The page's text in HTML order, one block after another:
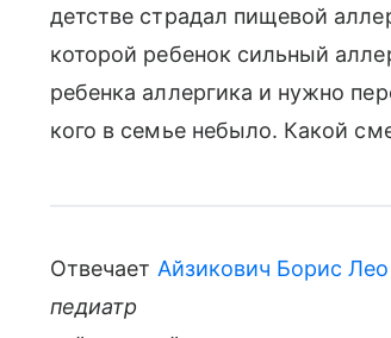
детстве страдал пищевой
которой ребенок сильный
ребенка аллергика и нужно
кого в семье небыло. Какой
Отвечает Айзикович Борис
педиатр